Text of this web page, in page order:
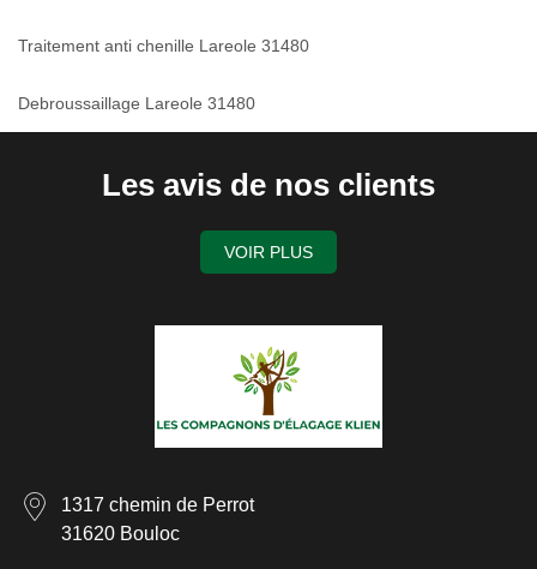
Traitement anti chenille Lareole 31480
Debroussaillage Lareole 31480
Les avis de nos clients
VOIR PLUS
1317 chemin de Perrot
31620 Bouloc